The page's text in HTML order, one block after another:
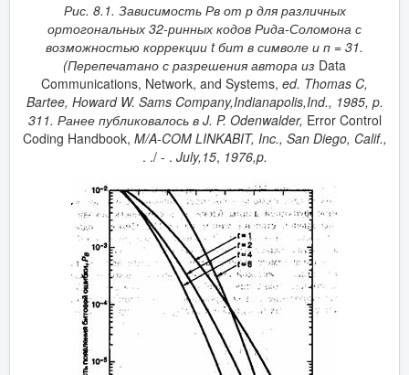
Рис. 8.1. Зависимость Рв от р для различных
ортогональных 32-ринных кодов Рида-Соломона с
возможностью коррекции tбит в символе и п = 31.
(Перепечатано с разрешения автора из Data
Communications, Network, and Systems, ed. Thomas C,
Bartee, Howard W. Sams Company,Indianapolis,Ind., 1985, p.
311. Ранее публиковалось вJ. P. Odenwalder, Error Control
Coding Handbook, M/A-COM LINKABIT, Inc., San Diego, Calif.,
. ./ - . July,15, 1976,p.